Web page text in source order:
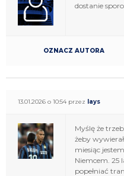
dostanie
OZNACZ AUTORA
13.01.2026 o 10:54 przez lays
Myślę że
żeby
miesiąc
Niemcem. 25
popełniać